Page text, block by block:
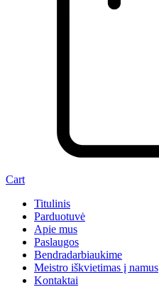
Cart
Titulinis
Parduotuvė
Apie mus
Paslaugos
Bendradarbiaukime
Meistro iškvietimas į namus
Kontaktai